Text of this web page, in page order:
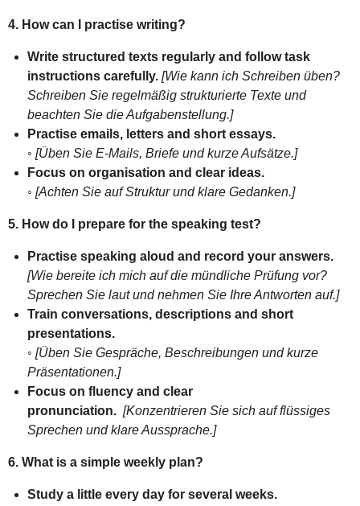
4. How can I practise writing?
Write structured texts regularly and follow task
instructions carefully. [Wie kann ich Schreiben üben?
Schreiben Sie regelmäßig strukturierte Texte und
beachten Sie die Aufgabenstellung.]
Practise emails, letters and short essays.
◦ [Üben Sie E-Mails, Briefe und kurze Aufsätze.]
Focus on organisation and clear ideas.
◦ [Achten Sie auf Struktur und klare Gedanken.]
5. How do I prepare for the speaking test?
Practise speaking aloud and record your answers.
[Wie bereite ich mich auf die mündliche Prüfung vor?
Sprechen Sie laut und nehmen Sie Ihre Antworten auf.]
Train conversations, descriptions and short
presentations.
◦ [Üben Sie Gespräche, Beschreibungen und kurze
Präsentationen.]
Focus on fluency and clear
pronunciation. [Konzentrieren Sie sich auf flüssiges
Sprechen und klare Aussprache.]
6. What is a simple weekly plan?
Study a little every day for several weeks.